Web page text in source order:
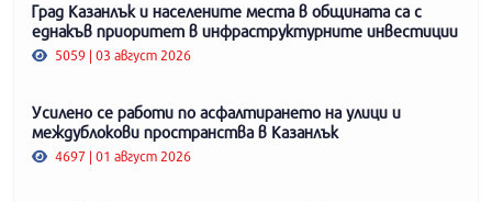
Град Казанлък и населените места в общината са с
еднакъв приоритет в инфраструктурните инвестиции
5059 | 03 август 2026
Усилено се работи по асфалтирането на улици и
междублокови пространства в Казанлък
4697 | 01 август 2026